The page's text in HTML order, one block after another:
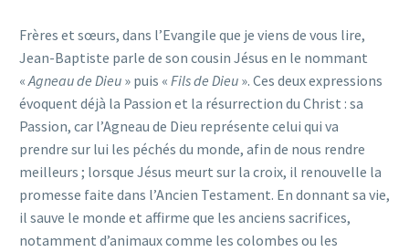
Frères et sœurs, dans l’Evangile que je viens de vous lire,
Jean-Baptiste parle de son cousin Jésus en le nommant
« Agneau de Dieu » puis « Fils de Dieu ». Ces deux expressions
évoquent déjà la Passion et la résurrection du Christ : sa
Passion, car l’Agneau de Dieu représente celui qui va
prendre sur lui les péchés du monde, afin de nous rendre
meilleurs ; lorsque Jésus meurt sur la croix, il renouvelle la
promesse faite dans l’Ancien Testament. En donnant sa vie,
il sauve le monde et affirme que les anciens sacrifices,
notamment d’animaux comme les colombes ou les